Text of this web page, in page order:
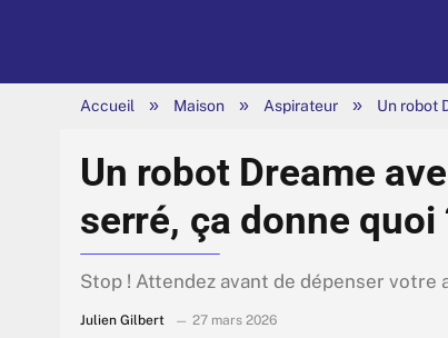
Accueil » Maison » Aspirateur » Un robot
Un robot Dreame
serré, ça donne quoi
Stop ! Attendez avant de dépenser votre
Julien Gilbert 27 mars 2026